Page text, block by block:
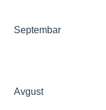
Septembar
Avgust